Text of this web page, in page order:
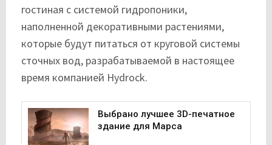
гостиная с системой гидропоники,
наполненной декоративными растениями,
которые будут питаться от круговой системы
сточных вод, разрабатываемой в настоящее
время компанией Hydrock.
Выбрано лучшее 3D-печатное
здание для Марса